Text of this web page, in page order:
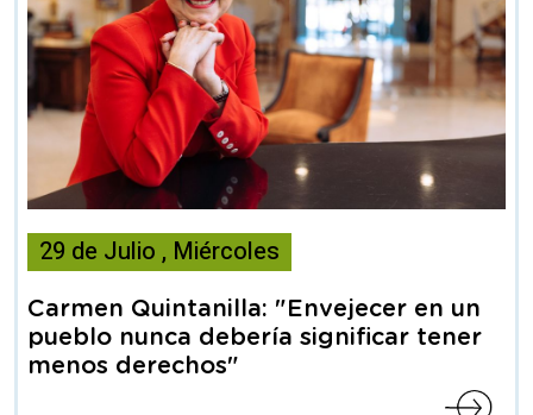
noticia
Articulo
29 de Julio , Miércoles
Carmen Quintanilla: "Envejecer en un
pueblo nunca debería significar tener
menos derechos"